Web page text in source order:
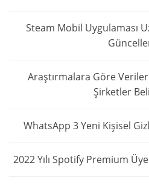
Steam Mobil Uygulaması
Araştırmalara Göre
Şirketler
WhatsApp 3 Yeni Kişisel
2022 Yılı Spotify Premium